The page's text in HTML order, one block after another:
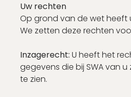
Uw rechten
Op grond van de wet heeft
We zetten deze rechten
Inzagerecht: U heeft het
gegevens die bij SWA van
te zien.